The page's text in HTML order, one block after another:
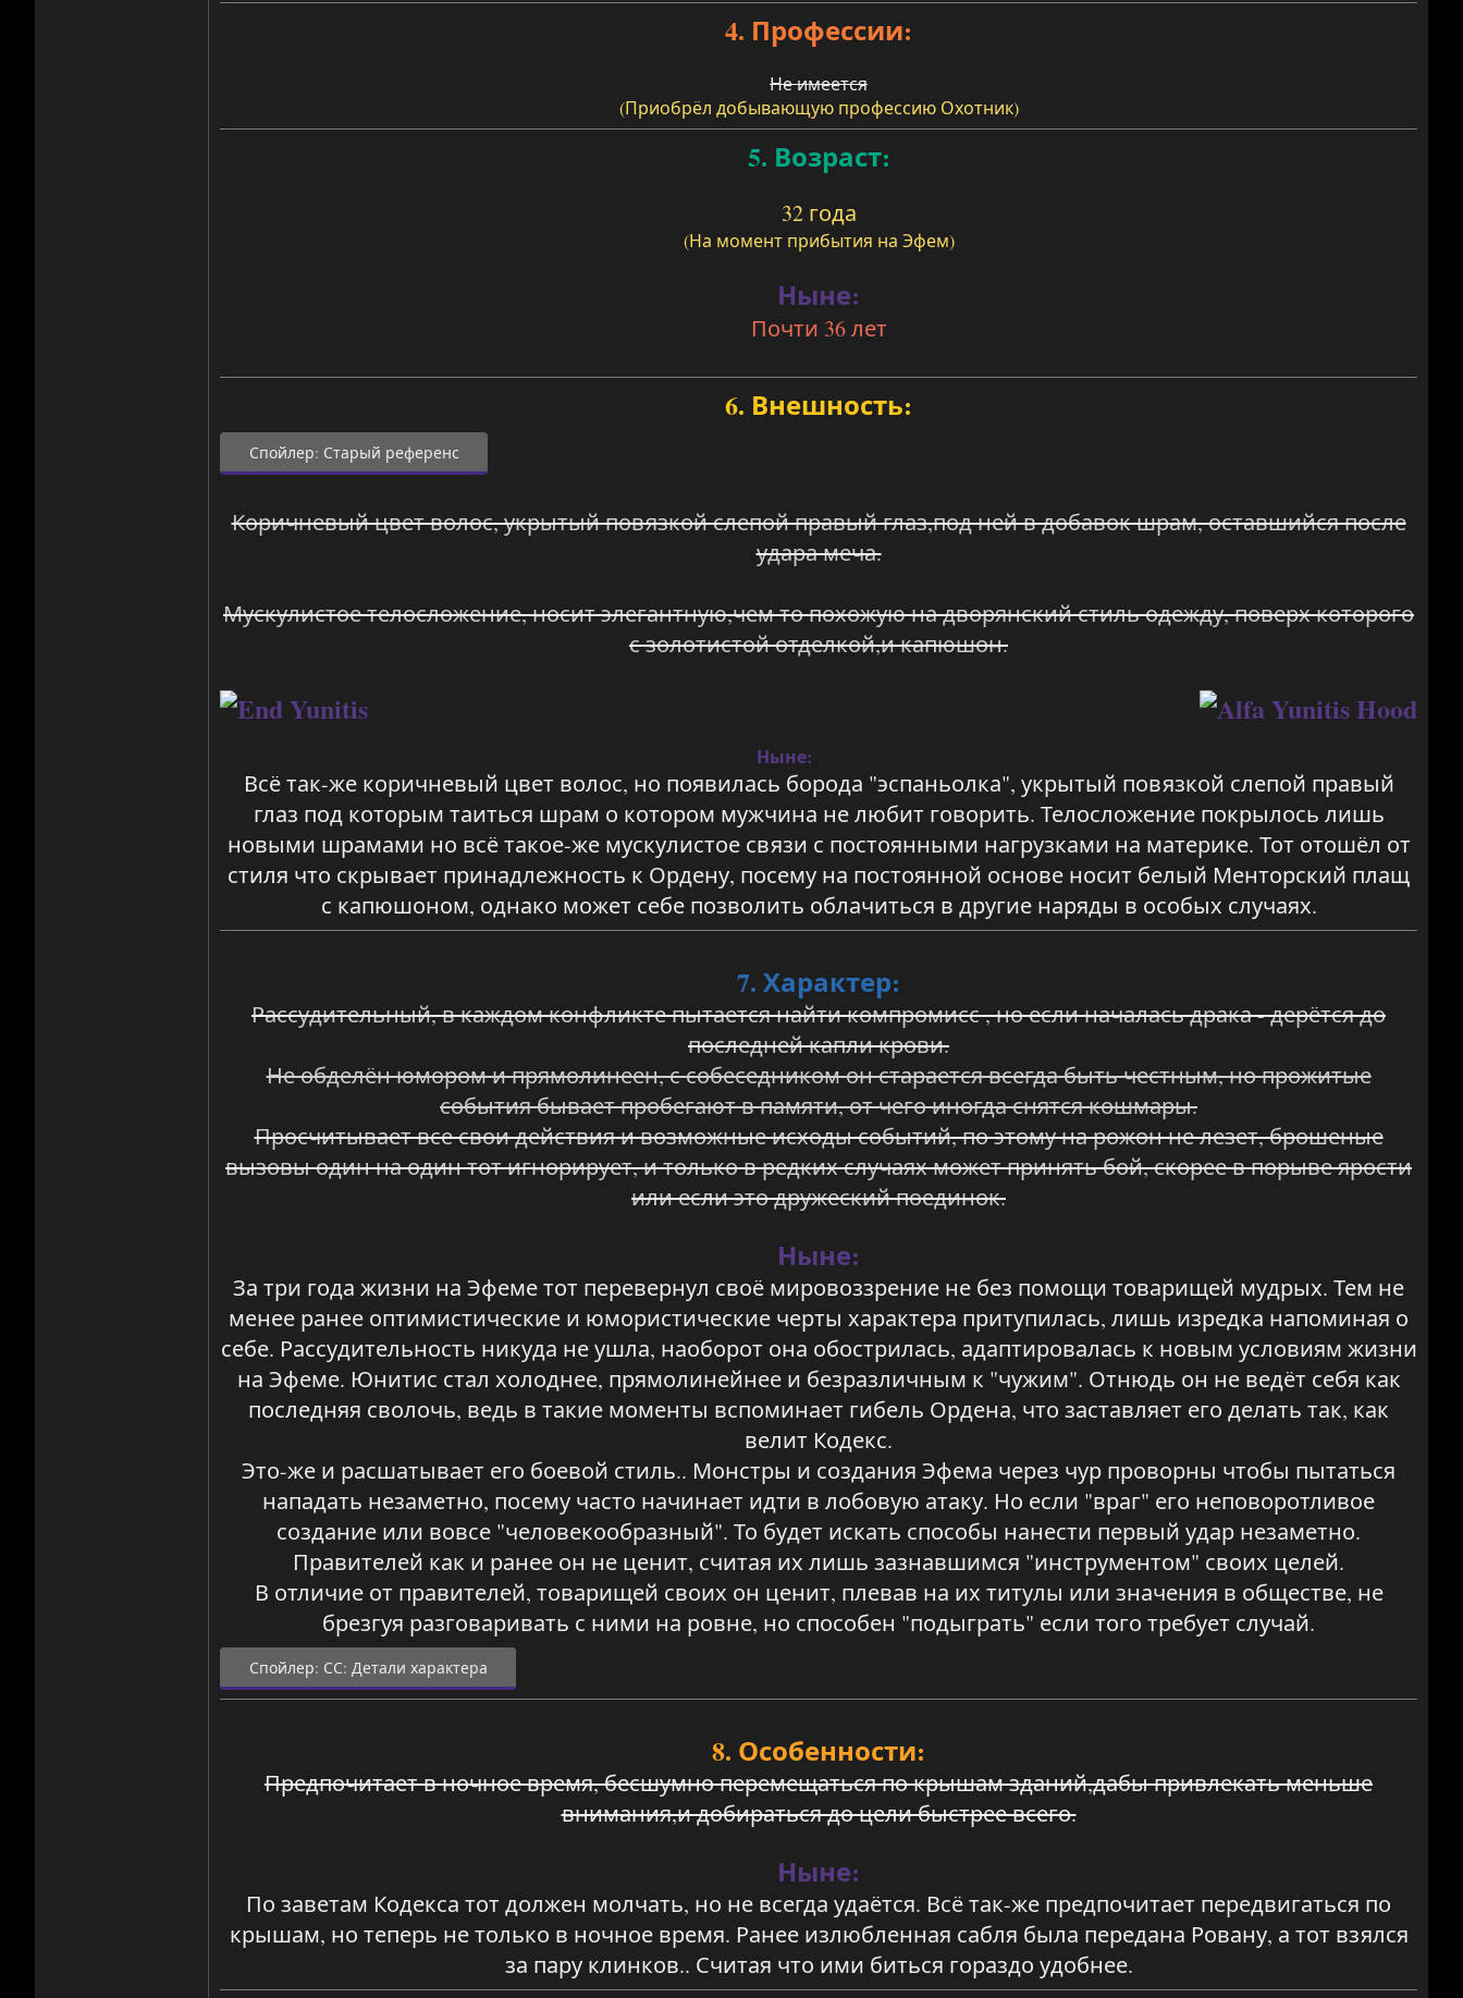
4. Профессии:
Не имеется
(Приобрёл добывающую профессию Охотник)
5. Возраст:
32 года
(На момент прибытия на Эфем)
Ныне:
Почти 36 лет
6. Внешность:
Спойлер: Старый референс
Коричневый цвет волос, укрытый повязкой слепой правый глаз,под ней в добавок шрам, оставшийся после
удара меча.
Мускулистое телосложение, носит элегантную,чем то похожую на дворянский стиль одежду, поверх которого
с золотистой отделкой,и капюшон.
Ныне:
Всё так-же коричневый цвет волос, но появилась борода "эспаньолка", укрытый повязкой слепой правый
глаз под которым таиться шрам о котором мужчина не любит говорить. Телосложение покрылось лишь
новыми шрамами но всё такое-же мускулистое связи с постоянными нагрузками на материке. Тот отошёл от
стиля что скрывает принадлежность к Ордену, посему на постоянной основе носит белый Менторский плащ
с капюшоном, однако может себе позволить облачиться в другие наряды в особых случаях.
7. Характер:
Рассудительный, в каждом конфликте пытается найти компромисс , но если началась драка - дерётся до
последней капли крови.
Не обделён юмором и прямолинеен, с собеседником он старается всегда быть честным, но прожитые
события бывает пробегают в памяти, от чего иногда снятся кошмары.
Просчитывает все свои действия и возможные исходы событий, по этому на рожон не лезет, брошеные
вызовы один на один тот игнорирует, и только в редких случаях может принять бой, скорее в порыве ярости
или если это дружеский поединок.
Ныне:
За три года жизни на Эфеме тот перевернул своё мировоззрение не без помощи товарищей мудрых. Тем не
менее ранее оптимистические и юмористические черты характера притупилась, лишь изредка напоминая о
себе. Рассудительность никуда не ушла, наоборот она обострилась, адаптировалась к новым условиям жизни
на Эфеме. Юнитис стал холоднее, прямолинейнее и безразличным к "чужим". Отнюдь он не ведёт себя как
последняя сволочь, ведь в такие моменты вспоминает гибель Ордена, что заставляет его делать так, как
велит Кодекс.
Это-же и расшатывает его боевой стиль.. Монстры и создания Эфема через чур проворны чтобы пытаться
нападать незаметно, посему часто начинает идти в лобовую атаку. Но если "враг" его неповоротливое
создание или вовсе "человекообразный". То будет искать способы нанести первый удар незаметно.
Правителей как и ранее он не ценит, считая их лишь зазнавшимся "инструментом" своих целей.
В отличие от правителей, товарищей своих он ценит, плевав на их титулы или значения в обществе, не
брезгуя разговаривать с ними на ровне, но способен "подыграть" если того требует случай.
Спойлер: СС: Детали характера
8. Особенности:
Предпочитает в ночное время, бесшумно перемещаться по крышам зданий,дабы привлекать меньше
внимания,и добираться до цели быстрее всего.
Ныне:
По заветам Кодекса тот должен молчать, но не всегда удаётся. Всё так-же предпочитает передвигаться по
крышам, но теперь не только в ночное время. Ранее излюбленная сабля была передана Ровану, а тот взялся
за пару клинков.. Считая что ими биться гораздо удобнее.